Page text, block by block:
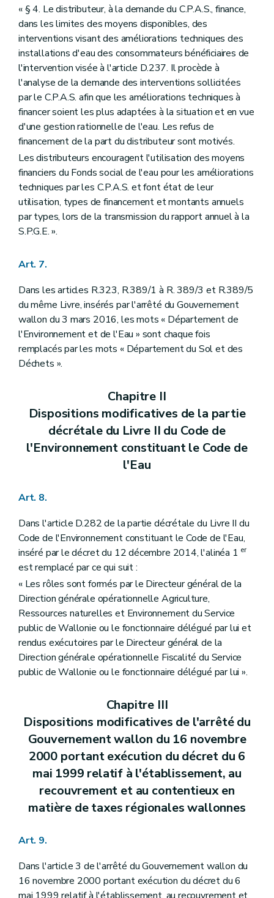
« § 4. Le distributeur, à la demande du C.P.A.S., finance,
dans les limites des moyens disponibles, des
interventions visant des améliorations techniques des
installations d'eau des consommateurs bénéficiaires de
l'intervention visée à l'article D.237. Il procède à
l'analyse de la demande des interventions sollicitées
par le C.P.A.S. afin que les améliorations techniques à
financer soient les plus adaptées à la situation et en vue
d'une gestion rationnelle de l'eau. Les refus de
financement de la part du distributeur sont motivés.
Les distributeurs encouragent l'utilisation des moyens
financiers du Fonds social de l'eau pour les améliorations
techniques par les C.P.A.S. et font état de leur
utilisation, types de financement et montants annuels
par types, lors de la transmission du rapport annuel à la
S.P.G.E. ».
Art. 7.
Dans les articles R.323, R.389/1 à R. 389/3 et R.389/5
du même Livre, insérés par l'arrêté du Gouvernement
wallon du 3 mars 2016, les mots « Département de
l'Environnement et de l'Eau » sont chaque fois
remplacés par les mots « Département du Sol et des
Déchets ».
Chapitre II
Dispositions modificatives de la partie
décrétale du Livre II du Code de
l'Environnement constituant le Code de
l'Eau
Art. 8.
Dans l'article D.282 de la partie décrétale du Livre II du
Code de l'Environnement constituant le Code de l'Eau,
inséré par le décret du 12 décembre 2014, l'alinéa 1 er
est remplacé par ce qui suit :
« Les rôles sont formés par le Directeur général de la
Direction générale opérationnelle Agriculture,
Ressources naturelles et Environnement du Service
public de Wallonie ou le fonctionnaire délégué par lui et
rendus exécutoires par le Directeur général de la
Direction générale opérationnelle Fiscalité du Service
public de Wallonie ou le fonctionnaire délégué par lui ».
Chapitre III
Dispositions modificatives de l'arrêté du
Gouvernement wallon du 16 novembre
2000 portant exécution du décret du 6
mai 1999 relatif à l'établissement, au
recouvrement et au contentieux en
matière de taxes régionales wallonnes
Art. 9.
Dans l'article 3 de l'arrêté du Gouvernement wallon du
16 novembre 2000 portant exécution du décret du 6